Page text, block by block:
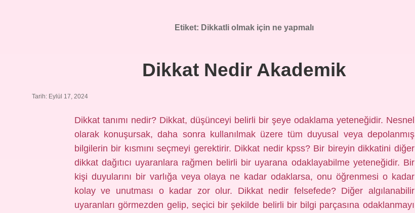
Etiket: Dikkatli olmak için ne yapmalı
Dikkat Nedir Akademik
Tarih: Eylül 17, 2024
Dikkat tanımı nedir? Dikkat, düşünceyi belirli bir şeye odaklama yeteneğidir. Nesnel
olarak konuşursak, daha sonra kullanılmak üzere tüm duyusal veya depolanmış
bilgilerin bir kısmını seçmeyi gerektirir. Dikkat nedir kpss? Bir bireyin dikkatini diğer
dikkat dağıtıcı uyaranlara rağmen belirli bir uyarana odaklayabilme yeteneğidir. Bir
kişi duyularını bir varlığa veya olaya ne kadar odaklarsa, onu öğrenmesi o kadar
kolay ve unutması o kadar zor olur. Dikkat nedir felsefede? Diğer algılanabilir
uyaranları görmezden gelip, seçici bir şekilde belirli bir bilgi parçasına odaklanmayı